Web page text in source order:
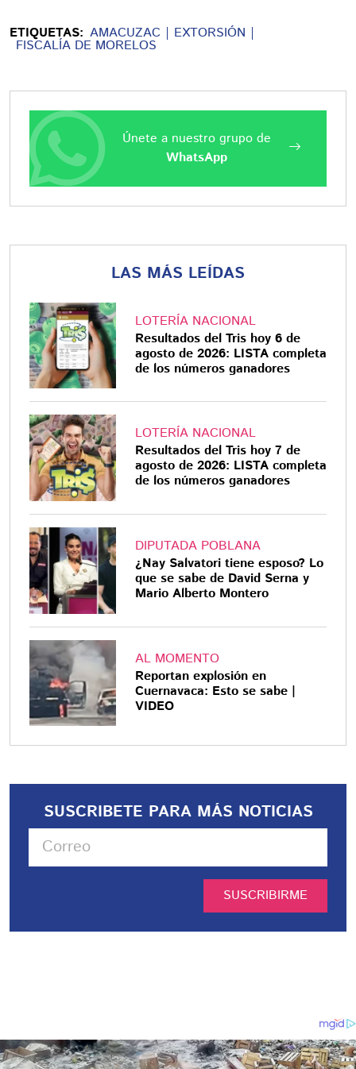
ETIQUETAS: AMACUZAC EXTORSIÓN
FISCALÍA DE MORELOS
Únete a nuestro grupo de
WhatsApp
LAS MÁS LEÍDAS
LOTERÍA NACIONAL
Resultados del Tris hoy 6 de
agosto de 2026: LISTA completa
de los números ganadores
LOTERÍA NACIONAL
Resultados del Tris hoy 7 de
agosto de 2026: LISTA completa
de los números ganadores
DIPUTADA POBLANA
¿Nay Salvatori tiene esposo? Lo
que se sabe de David Serna y
Mario Alberto Montero
AL MOMENTO
Reportan explosión en
Cuernavaca: Esto se sabe |
VIDEO
SUSCRIBETE PARA MÁS NOTICIAS
SUSCRIBIRME